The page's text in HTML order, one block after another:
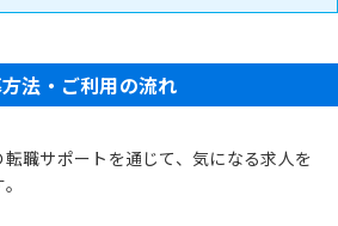
法・ご利用の流れ
職サポートを通じて、気になる求人を